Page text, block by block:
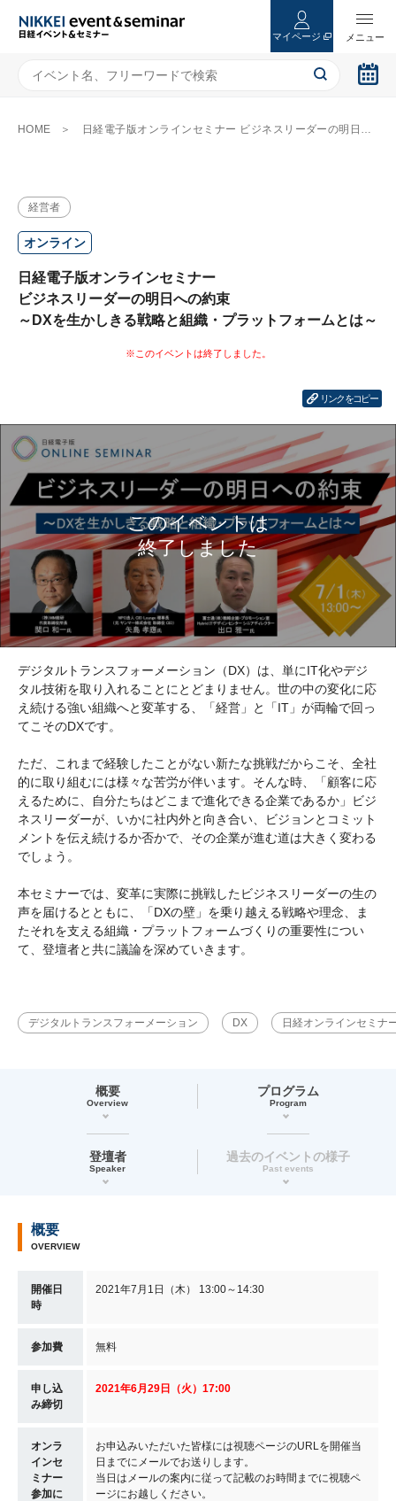
マイページ
HOME 日経電子版オンラインセミナー ビジネスリーダーの明日への約束 ～DXを生かしきる戦略と組織・プラットフォームとは～
経営者
オンライン
日経電子版オンラインセミナー
ビジネスリーダーの明日への約束
～DXを生かしきる戦略と組織・プラットフォームとは～
リンクをコピー
デジタルトランスフォーメーション（DX）は、単にIT化やデジ
タル技術を取り入れることにとどまりません。世の中の変化に応
え続ける強い組織へと変革する、「経営」と「IT」が両輪で回っ
てこそのDXです。
ただ、これまで経験したことがない新たな挑戦だからこそ、全社
的に取り組むには様々な苦労が伴います。そんな時、「顧客に応
えるために、自分たちはどこまで進化できる企業であるか」ビジ
ネスリーダーが、いかに社内外と向き合い、ビジョンとコミット
メントを伝え続けるか否かで、その企業が進む道は大きく変わる
でしょう。
本セミナーでは、変革に実際に挑戦したビジネスリーダーの生の
声を届けるとともに、「DXの壁」を乗り越える戦略や理念、ま
たそれを支える組織・プラットフォームづくりの重要性につい
て、登壇者と共に議論を深めていきます。
デジタルトランスフォーメーション DX 日経オンラインセミナ
概要
Overview
プログラム
Program
登壇者
Speaker
過去のイベントの様子
Past events
概要
OVERVIEW
開催日
時
2021年7月1日（木） 13:00～14:30
参加費 無料
申し込
み締切
2021年6月29日（火 ）17:00
オンラ
インセ
ミナー
参加に
お申込みいただいた皆様には視聴ページのURLを開催当
日までにメールでお送りします。
当日はメールの案内に従って記載のお時間までに視聴ペ
ージにお越しください。